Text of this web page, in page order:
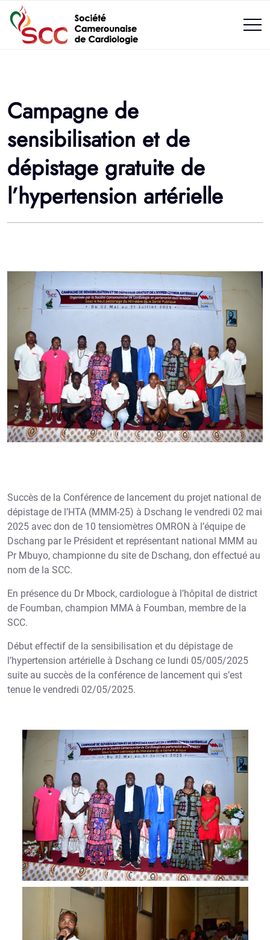
Campagne de
sensibilisation et de
dépistage gratuite de
l’hypertension artérielle
Succès de la Conférence de lancement du projet national de
dépistage de l’HTA (MMM-25) à Dschang le vendredi 02 mai
2025 avec don de 10 tensiomètres OMRON à l’équipe de
Dschang par le Président et représentant national MMM au
Pr Mbuyo, championne du site de Dschang, don effectué au
nom de la SCC.
En présence du Dr Mbock, cardiologue à l’hôpital de district
de Foumban, champion MMA à Foumban, membre de la
SCC.
Début effectif de la sensibilisation et du dépistage de
l’hypertension artérielle à Dschang ce lundi 05/005/2025
suite au succès de la conférence de lancement qui s’est
tenue le vendredi 02/05/2025.